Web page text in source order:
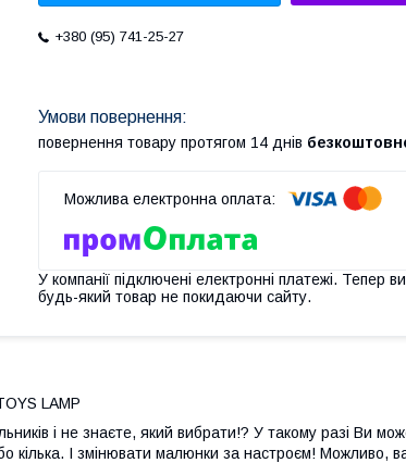
+380 (95) 741-25-27
повернення товару протягом 14 днів
У компанії підключені електронні платежі. Тепер
будь-який товар не покидаючи сайту.
LAMP
і не знаєте, який вибрати!? У такому разі Ви
кілька. І змінювати малюнки за настроєм! Можливо,